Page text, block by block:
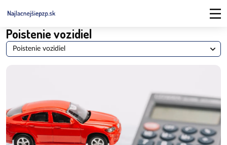
Poistenie vozidiel
Poistenie vozidiel